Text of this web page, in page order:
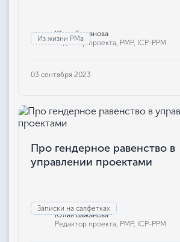
Из жизни РМа
Юлия Бажанова
Редактор проекта, РМР, ICP-PPM
03 сентября 2023
Записки на салфетках
Про гендерное равенство в
управлении проектами
Юлия Бажанова
Редактор проекта, РМР, ICP-PPM